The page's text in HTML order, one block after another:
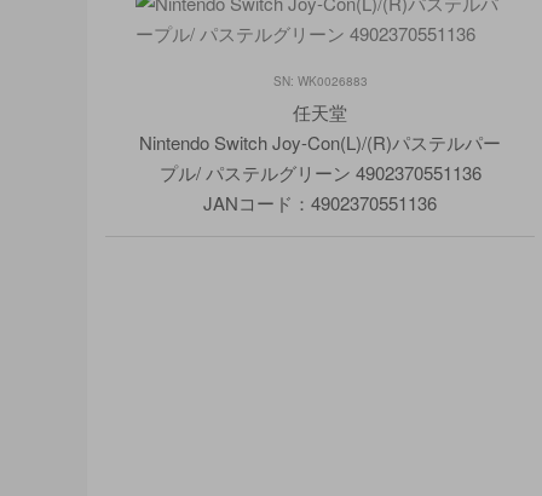
SN: WK0026883
任天堂
Nintendo Switch Joy-Con(L)/(R)パステルパー
プル/ パステルグリーン 4902370551136
JANコード：4902370551136